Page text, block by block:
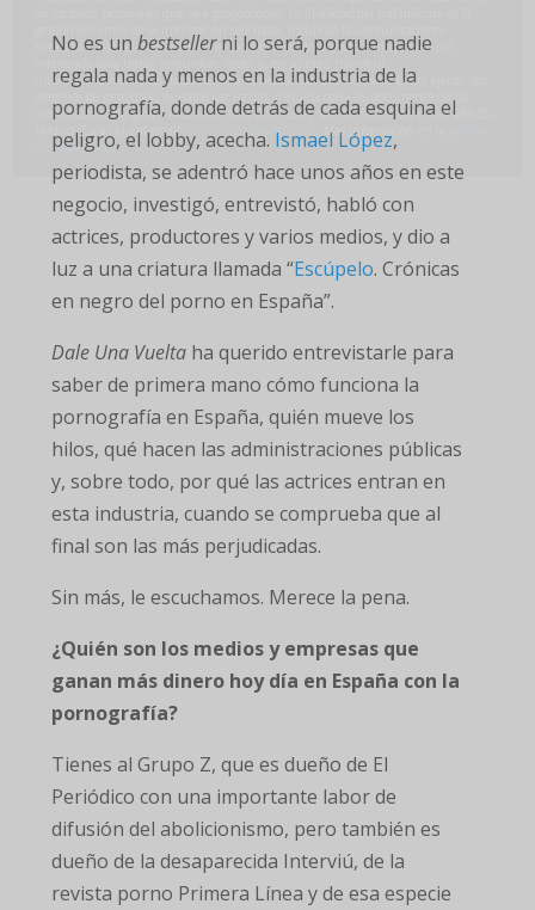
No es unbestsellerni lo será, porque nadie
regala nada y menos en la industria de la
pornografía, donde detrás de cada esquina el
peligro, el lobby, acecha. Ismael López,
periodista, se adentró hace unos años en este
negocio, investigó, entrevistó, habló con
actrices, productores y varios medios, y dio a
luz a una criatura llamada “Escúpelo. Crónicas
en negro del porno en España”.
Dale Una Vuelta ha querido entrevistarle para
saber de primera mano cómo funciona la
pornografía en España, quién mueve los
hilos, qué hacen las administraciones públicas
y, sobre todo, por qué las actrices entran en
esta industria, cuando se comprueba que al
final son las más perjudicadas.
Sin más, le escuchamos. Merece la pena.
¿Quién son los medios y empresas que
ganan más dinero hoy día en España con la
pornografía?
Tienes al Grupo Z, que es dueño de El
Periódico con una importante labor de
difusión del abolicionismo, pero también es
dueño de la desaparecida Interviú, de la
revista porno Primera Línea y de esa especie
necesarias. Todo ello con base en el consentimiento expreso e inequívoco del
internacionalmente los datos personales necesarios. El interesado podrá ejercer sus
derechos de protección de datos por escrito, incluida copia de documento oficial
identificativo, dirigido a Asociación Stop Porn Start Sex, C/ Guisando n. 34, 28035 –
Madrid (España) o al email
info@daleunavuelta.org . Más información en la
de privacidad.